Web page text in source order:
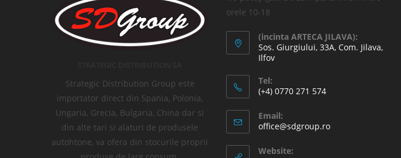
Strategic Distribution Group este
importator direct din Spania, Polonia,
Ungaria, Grecia, Bulgaria, China dar si
din alte tari si alaturi de produsele
autohtone, va ofera din stocurile proprii
orele 10-18
(incinta ARTECA JILAVA):
Sos. Giurgiului, 33A, Com. Jilava,
Ilfov
Tel:
(+4) 0770 271 574
Email:
office@sdgroup.ro
Website: